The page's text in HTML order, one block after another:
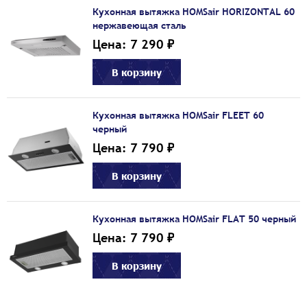
Кухонная вытяжка HOMSair HORIZONTAL 60
нержавеющая сталь
Цена: 7 290 ₽
В корзину
Кухонная вытяжка HOMSair FLEET 60
черный
Цена: 7 790 ₽
В корзину
Кухонная вытяжка HOMSair FLAT 50 черный
Цена: 7 790 ₽
В корзину